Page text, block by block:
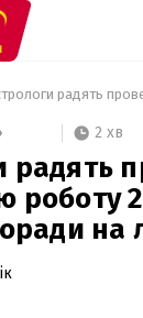
2 хв
радять
роботу
на